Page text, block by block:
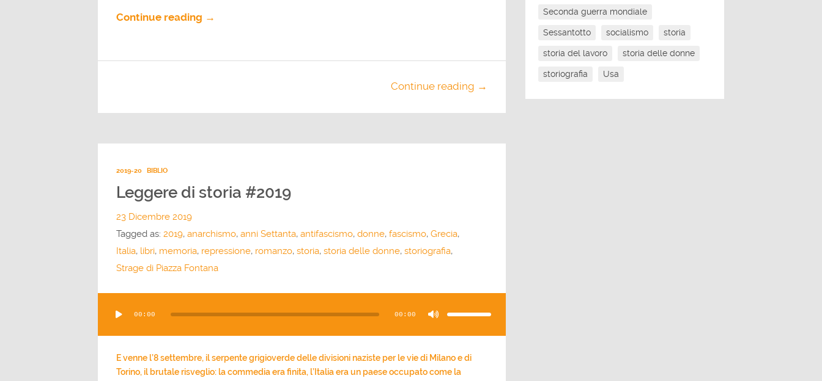
Continue reading →
Continue reading →
2019-20 BIBLIO
Leggere di storia #2019
23 Dicembre 2019
Tagged as: 2019, anarchismo, anni Settanta, antifascismo, donne, fascismo, Grecia,
Italia, libri, memoria, repressione, romanzo, storia, storia delle donne, storiografia,
Strage di Piazza Fontana
Player
00:00 00:00
freccia
aumentare
il
volume.
E venne l’8 settembre, il serpente grigioverde delle divisioni naziste per le vie di Milano e di
Torino, il brutale risveglio: la commedia era finita, l’Italia era un paese occupato come la
Seconda guerra mondiale
Sessantotto socialismo storia
storia del lavoro storia delle donne
storiografia Usa